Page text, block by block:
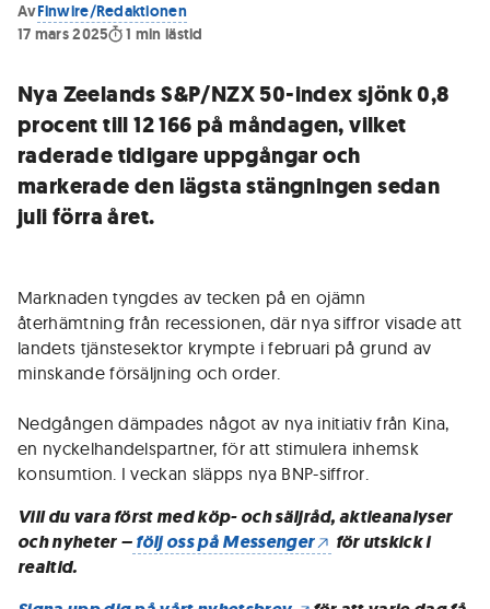
AvFinwire/Redaktionen
17 mars 2025
1 min lästid
Nya Zeelands S&P/NZX 50-index sjönk 0,8
procent till 12 166 på måndagen, vilket
raderade tidigare uppgångar och
markerade den lägsta stängningen sedan
juli förra året.
Marknaden tyngdes av tecken på en ojämn
återhämtning från recessionen, där nya siffror visade att
landets tjänstesektor krympte i februari på grund av
minskande försäljning och order.
Nedgången dämpades något av nya initiativ från Kina,
en nyckelhandelspartner, för att stimulera inhemsk
konsumtion. I veckan släpps nya BNP-siffror.
Vill du vara först med köp- och säljråd, aktieanalyser
och nyheter –följ oss på Messenger
för utskick i
realtid.